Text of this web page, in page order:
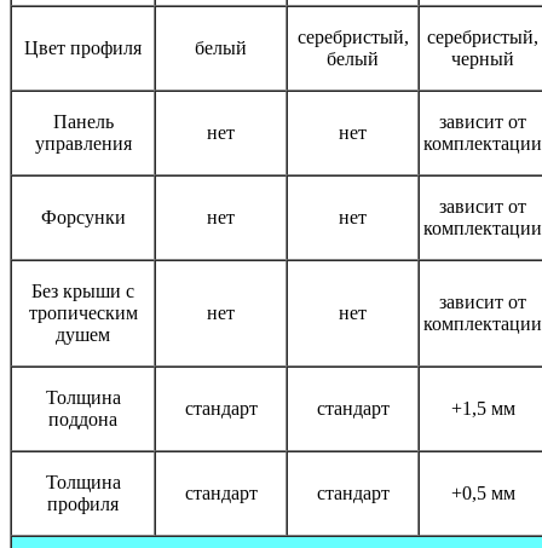
Цвет профиля белый
серебристый,
белый
серебристый,
черный
Панель
управления
нет нет
зависит от
комплектации
Форсунки нет нет
зависит от
комплектации
Без крыши с
тропическим
душем
нет нет
зависит от
комплектации
Толщина
поддона
стандарт стандарт +1,5 мм
Толщина
профиля
стандарт стандарт +0,5 мм